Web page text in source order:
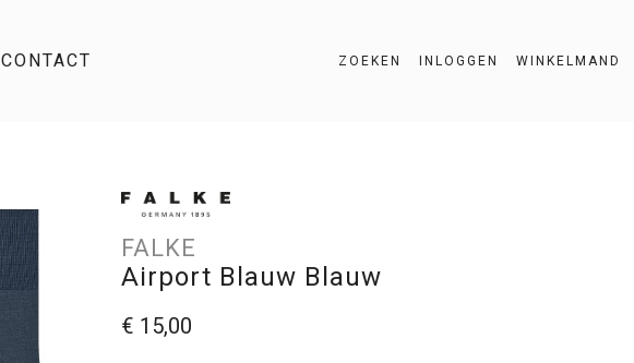
CONTACT ZOEKEN INLOGGEN WINKELMAND
FALKE
Airport Blauw Blauw
€ 15,00